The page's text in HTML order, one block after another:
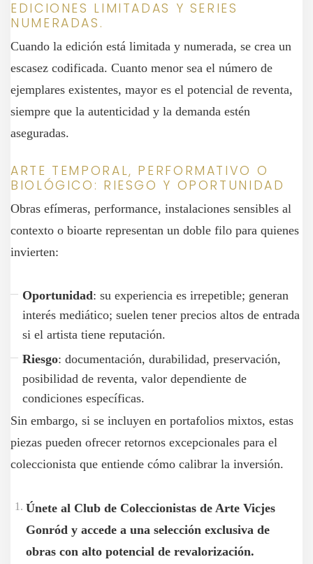
EDICIONES LIMITADAS Y SERIES
NUMERADAS.
Cuando la edición está limitada y numerada, se crea un
escasez codificada. Cuanto menor sea el número de
ejemplares existentes, mayor es el potencial de reventa,
siempre que la autenticidad y la demanda estén
aseguradas.
ARTE TEMPORAL, PERFORMATIVO O
BIOLÓGICO: RIESGO Y OPORTUNIDAD
Obras efímeras, performance, instalaciones sensibles al
contexto o bioarte representan un doble filo para quienes
invierten:
Oportunidad: su experiencia es irrepetible; generan
interés mediático; suelen tener precios altos de entrada
si el artista tiene reputación.
Riesgo: documentación, durabilidad, preservación,
posibilidad de reventa, valor dependiente de
condiciones específicas.
Sin embargo, si se incluyen en portafolios mixtos, estas
piezas pueden ofrecer retornos excepcionales para el
coleccionista que entiende cómo calibrar la inversión.
Únete al Club de Coleccionistas de Arte Vicjes
Gonród y accede a una selección exclusiva de
obras con alto potencial de revalorización.